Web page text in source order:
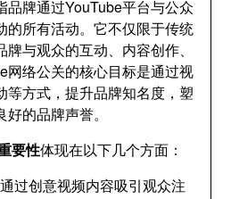
品牌通过YouTube平台与公众
的所有活动。它不仅限于传统
与观众的互动、内容创作、
网络公关的核心目标是通过视
等方式，提升品牌知名度，塑
的品牌声誉。
要性体现在以下几个方面：
过创意视频内容吸引观众注